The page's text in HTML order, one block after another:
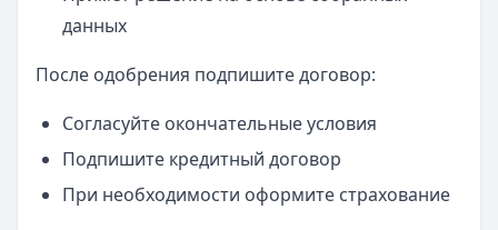
данных
После одобрения подпишите договор:
Согласуйте окончательные условия
Подпишите кредитный договор
При необходимости оформите страхование